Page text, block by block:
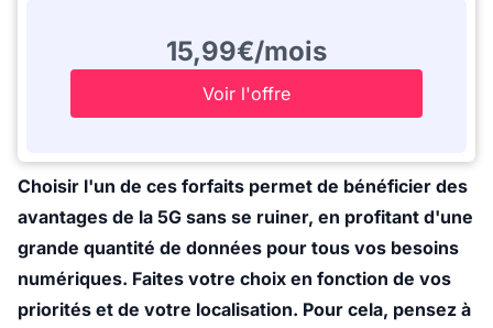
15,99€/mois
Voir l'offre
Choisir l'un de ces forfaits permet de bénéficier des
avantages de la 5G sans se ruiner, en profitant d'une
grande quantité de données pour tous vos besoins
numériques. Faites votre choix en fonction de vos
priorités et de votre localisation. Pour cela, pensez à